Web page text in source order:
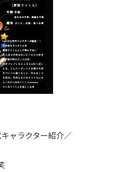
ャラクター紹介／